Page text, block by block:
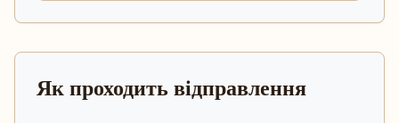
Як проходить відправлення